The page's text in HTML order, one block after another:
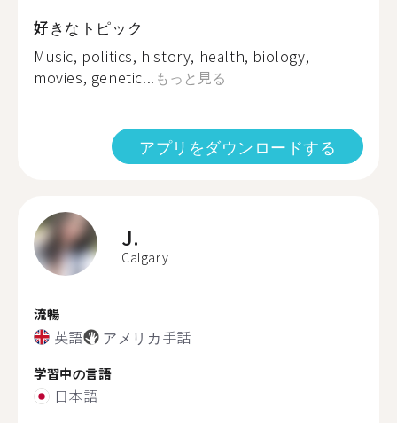
好きなトピック
Music, politics, history, health, biology,
movies, genetic... もっと見る
アプリをダウンロードする
J.
Calgary
流暢
英語 アメリカ手話
学習中の言語
日本語